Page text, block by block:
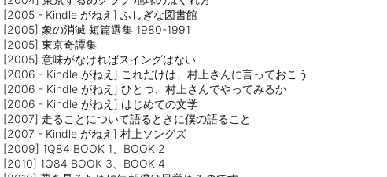
[2005 - Kindle がねえ] ふしぎな図書館
[2005] 象の消滅 短篇選集 1980-1991
[2005] 東京奇譚集
[2005] 意味がなければスイングはない
[2006 - Kindle がねえ] これだけは、村上さんに言っておこう
[2006 - Kindle がねえ] ひとつ、村上さんでやってみるか
[2006 - Kindle がねえ] はじめての文学
[2007] 走ることについて語るときに僕の語ること
[2007 - Kindle がねえ] 村上ソングズ
[2009] 1Q84 BOOK 1、BOOK 2
[2010] 1Q84 BOOK 3、BOOK 4